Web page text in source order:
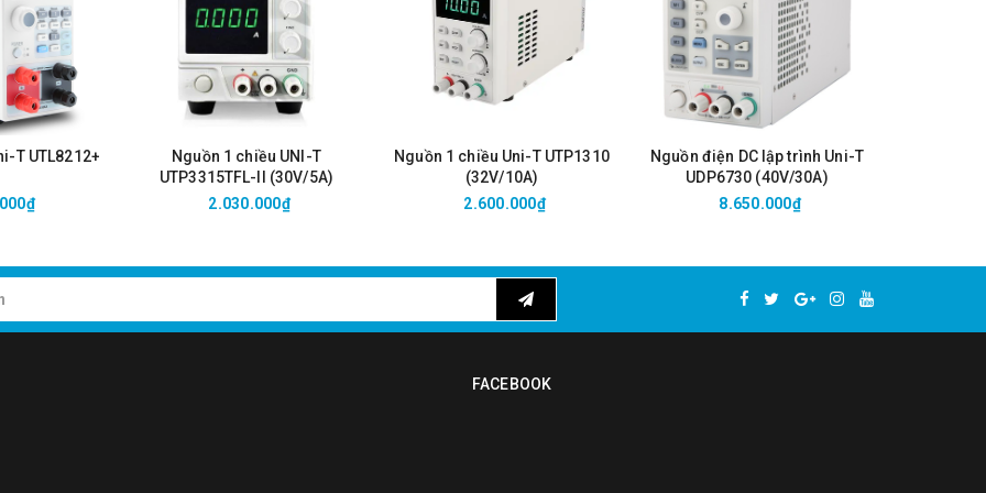
T UTL8212+
Nguồn 1 chiều UNI-T
UTP3315TFL-II (30V/5A)
2.030.000₫
Nguồn 1 chiều Uni-T UTP1310
(32V/10A)
2.600.000₫
Nguồn điện DC lập trình Uni-T
UDP6730 (40V/30A)
8.650.000₫
FACEBOOK